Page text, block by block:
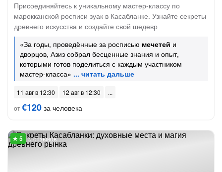
Присоединяйтесь к уникальному мастер-классу по
марокканской росписи зуак в Касабланке. Узнайте секреты
древнего искусства и создайте свой шедевр
«За годы, проведённые за росписью мечетей и
дворцов, Азиз собрал бесценные знания и опыт,
которыми готов поделиться с каждым участником
мастер-класса»
11 авг в 12:30
12 авг в 12:30
от€120 за человека
5 отзывов